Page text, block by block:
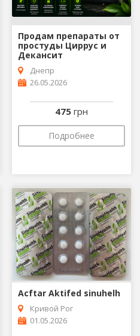
Продам препараты от
простуды Циррус и
Декансит
Днепр
26.05.2026
475 грн
Подробнее
Acftar Aktifed sinuhelh
Кривой Рог
01.05.2026